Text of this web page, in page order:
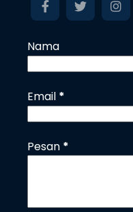
Nama
Email *
Pesan *